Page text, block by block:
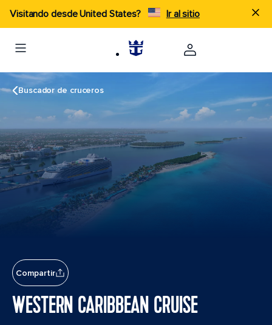
Visitando desde United States? Ir al sitio
Buscador de cruceros
Compartir
WESTERN CARIBBEAN CRUISE